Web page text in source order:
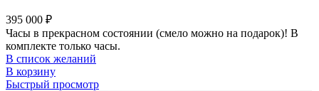
395 000 ₽
Часы в прекрасном состоянии (смело можно на подарок)! В
комплекте только часы.
В список желаний
В корзину
Быстрый просмотр